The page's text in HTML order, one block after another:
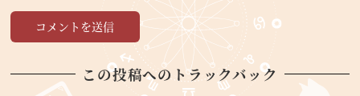
この投稿へのトラックバック